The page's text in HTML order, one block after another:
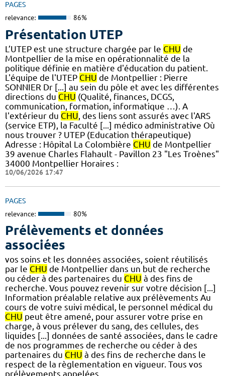
PAGES
relevance: 86%
Présentation UTEP
L’UTEP est une structure chargée par le CHU de
Montpellier de la mise en opérationnalité de la
politique définie en matière d'éducation du patient.
L'équipe de l'UTEP CHU de Montpellier : Pierre
SONNIER Dr [...] au sein du pôle et avec les différentes
directions du CHU (Qualité, finances, DCGS,
communication, formation, informatique …). A
l'extérieur du CHU , des liens sont assurés avec l'ARS
(service ETP), la Faculté [...] médico administrative Où
nous trouver ? UTEP (Education thérapeutique)
Adresse : Hôpital La Colombière CHU de Montpellier
39 avenue Charles Flahault - Pavillon 23 "Les Troènes"
34000 Montpellier Horaires :
10/06/2026 17:47
PAGES
relevance: 80%
Prélèvements et données
associées
vos soins et les données associées, soient réutilisés
par le CHU de Montpellier dans un but de recherche
ou céder à des partenaires du CHU à des fins de
recherche. Vous pouvez revenir sur votre décision [...]
Information préalable relative aux prélèvements Au
cours de votre suivi médical, le personnel médical du
CHU peut être amené, pour assurer votre prise en
charge, à vous prélever du sang, des cellules, des
liquides [...] données de santé associées, dans le cadre
de nos programmes de recherche ou céder à des
partenaires du CHU à des fins de recherche dans le
respect de la règlementation en vigueur. Tous vos
prélèvements appelées